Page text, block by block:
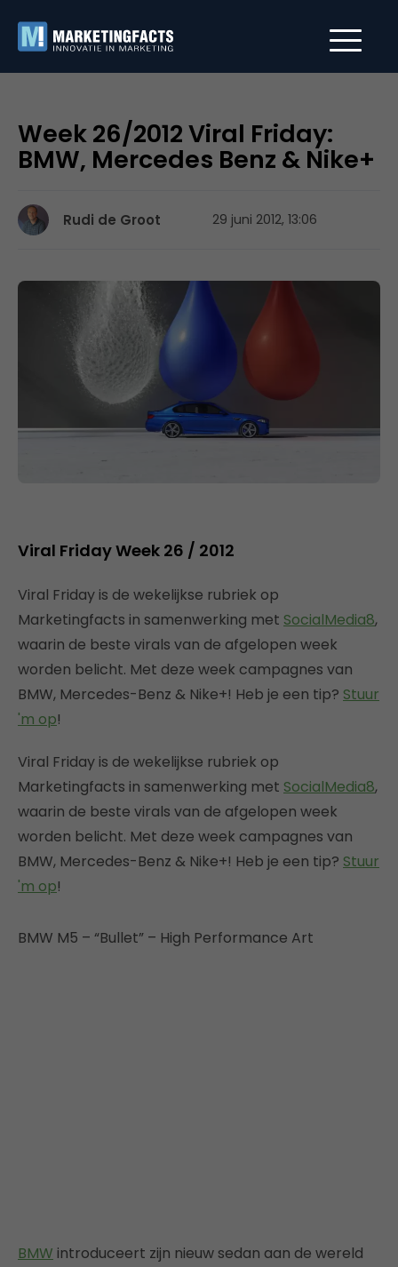
Week 26/2012 Viral Friday:
BMW, Mercedes Benz & Nike+
Rudi de Groot 29 juni 2012, 13:06
Viral Friday Week 26 / 2012
Viral Friday is de wekelijkse rubriek op
Marketingfacts in samenwerking met SocialMedia8,
waarin de beste virals van de afgelopen week
worden belicht. Met deze week campagnes van
BMW, Mercedes-Benz & Nike+! Heb je een tip? Stuur
'm op!
Viral Friday is de wekelijkse rubriek op
Marketingfacts in samenwerking met SocialMedia8,
waarin de beste virals van de afgelopen week
worden belicht. Met deze week campagnes van
BMW, Mercedes-Benz & Nike+! Heb je een tip? Stuur
'm op!
BMW M5 – “Bullet” – High Performance Art
BMW introduceert zijn nieuw sedan aan de wereld